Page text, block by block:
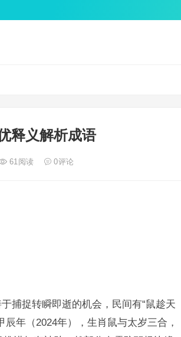
释义解析成语
61阅读 0评论
捕捉转瞬即逝的机会，民间有“鼠趁天
年（2024年），生肖鼠与太岁三合，